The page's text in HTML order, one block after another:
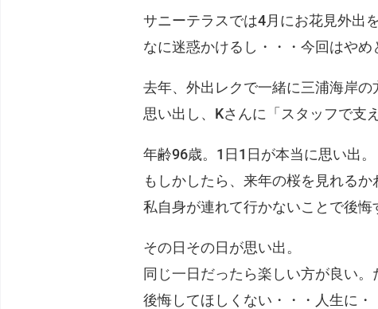
サニーテラスでは4月にお花見外出
なに迷惑かけるし・・・今回はや
去年、外出レクで一緒に三浦海岸
思い出し、Kさんに「スタッフで支
年齢96歳。1日1日が本当に思い出。
もしかしたら、来年の桜を見れるか
私自身が連れて行かないことで後悔
その日その日が思い出。
同じ一日だったら楽しい方が良い。
後悔してほしくない・・・人生に・